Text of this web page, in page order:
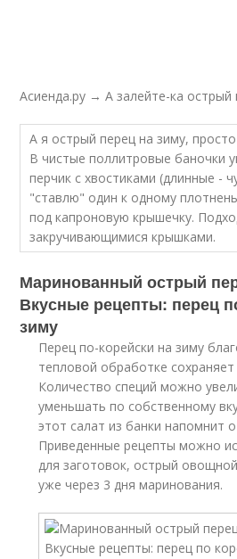
Асиенда.ру → А залейте-ка острый
А я острый перец на зиму,
В чистые поллитровые баночки
перчик с хвостиками (длинные -
"ставлю" один к одному
под капроновую крышечку.
закручивающимися крышками.
Маринованный острый
Вкусные рецепты: перец
зиму
Перец по-корейски на зиму
тепловой обработке
Количество специй можно
уменьшать по собственному
этот салат из банки напомнит
Приведенные рецепты можно
для заготовок, острый
уже через 3 дня маринования.